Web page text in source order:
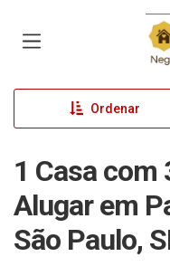
Ordenar
1 Casa com
Alugar em
São Paulo,